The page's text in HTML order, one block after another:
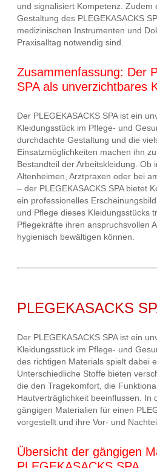
und signalisiert Kompetenz. Zudem
Gestaltung des PLEGEKASACKS
medizinischen Instrumenten und
Praxisalltag notwendig sind.
Zusammenfassung: Der
SPA als unverzichtbares
Der PLEGEKASACKS SPA ist ein
Kleidungsstück im Pflege- und
durchdachte Gestaltung und die
Einsatzmöglichkeiten machen ihn
Bestandteil der Arbeitskleidung. Ob
Altenheimen, Arztpraxen oder bei
– der PLEGEKASACKS SPA bietet
ein professionelles
und Pflege dieses Kleidungsstücks
Pflegekräfte ihren anspruchsvollen
hygienisch bewältigen können.
PLEGEKASACKS
Der PLEGEKASACKS SPA ist ein
Kleidungsstück im Pflege- und
des richtigen Materials spielt dabei
Unterschiedliche Stoffe bieten
die den Tragekomfort, die
Hautverträglichkeit beeinflussen. In
gängigen Materialien für einen
vorgestellt und ihre Vor- und
Übersicht der gängigen